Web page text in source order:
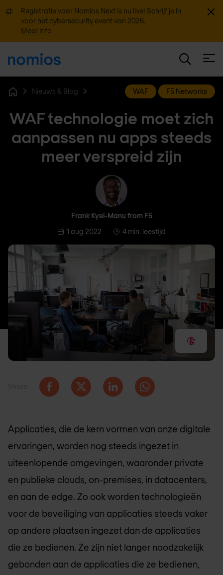
Registratie voor Nomios Next is nu live! Schrijf je in
voor het cybersecurity event van 2026.
Meer info
Nieuws & Blog WAF F5 Networks
WAF technologie moet zich
aanpassen nu apps steeds
meer verspreid zijn
Frank Kyei-Manu from F5
Frank Kyei-Manu from F5
1 aug 2022
4 min. leestijd
Applicaties, die de kern vormen van onze digitale
ervaringen, worden nog steeds ingezet in
uiteenlopende omgevingen, waaronder private
en publieke clouds, on-premises, in datacenters,
en aan de edge. Zo ook worden technologieën
voor de beveiliging van applicaties steeds vaker
op andere plaatsen ingezet dan de applicaties
die ze bedienen. Ze zijn niet langer noodzakelijk
gebonden aan de applicaties die ze bedienen,